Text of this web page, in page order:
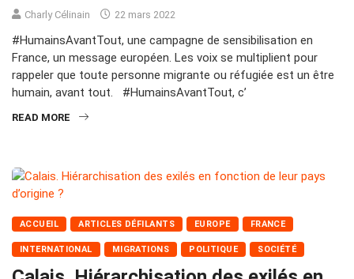
Charly Célinain 22 mars 2022
#HumainsAvantTout, une campagne de sensibilisation en
France, un message européen. Les voix se multiplient pour
rappeler que toute personne migrante ou réfugiée est un être
humain, avant tout. #HumainsAvantTout, c’
READ MORE
ACCUEIL ARTICLES DÉFILANTS EUROPE FRANCE
INTERNATIONAL MIGRATIONS POLITIQUE SOCIÉTÉ